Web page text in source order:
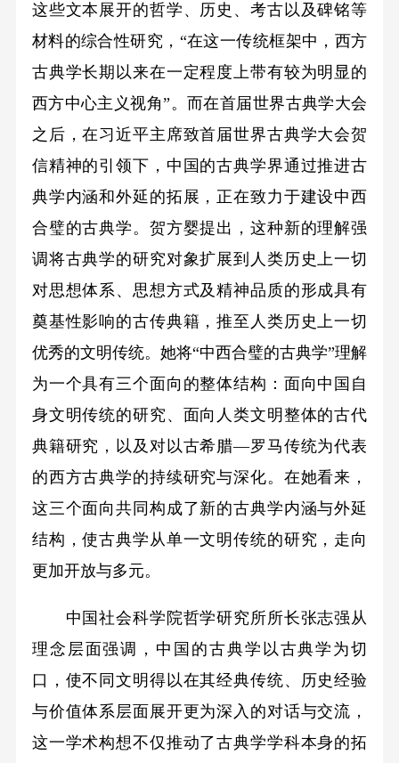
这些文本展开的哲学、历史、考古以及碑铭等
材料的综合性研究，“在这一传统框架中，西方
古典学长期以来在一定程度上带有较为明显的
西方中心主义视角”。而在首届世界古典学大会
之后，在习近平主席致首届世界古典学大会贺
信精神的引领下，中国的古典学界通过推进古
典学内涵和外延的拓展，正在致力于建设中西
合璧的古典学。贺方婴提出，这种新的理解强
调将古典学的研究对象扩展到人类历史上一切
对思想体系、思想方式及精神品质的形成具有
奠基性影响的古传典籍，推至人类历史上一切
优秀的文明传统。她将“中西合璧的古典学”理解
为一个具有三个面向的整体结构：面向中国自
身文明传统的研究、面向人类文明整体的古代
典籍研究，以及对以古希腊—罗马传统为代表
的西方古典学的持续研究与深化。在她看来，
这三个面向共同构成了新的古典学内涵与外延
结构，使古典学从单一文明传统的研究，走向
更加开放与多元。
中国社会科学院哲学研究所所长张志强从
理念层面强调，中国的古典学以古典学为切
口，使不同文明得以在其经典传统、历史经验
与价值体系层面展开更为深入的对话与交流，
这一学术构想不仅推动了古典学学科本身的拓